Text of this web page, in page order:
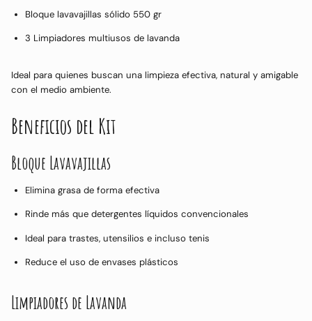
Bloque lavavajillas sólido 550 gr
3 Limpiadores multiusos de lavanda
Ideal para quienes buscan una limpieza efectiva, natural y amigable
con el medio ambiente.
Beneficios del Kit
Bloque Lavavajillas
Elimina grasa de forma efectiva
Rinde más que detergentes líquidos convencionales
Ideal para trastes, utensilios e incluso tenis
Reduce el uso de envases plásticos
Limpiadores de Lavanda